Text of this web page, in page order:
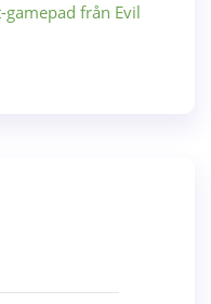
gamepad från Evil